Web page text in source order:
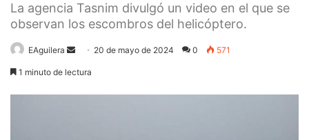
La agencia Tasnim divulgó un video en el que se
observan los escombros del helicóptero.
EAguilera
Send 20 de mayo de 2024 0 571
1 minuto de lectura